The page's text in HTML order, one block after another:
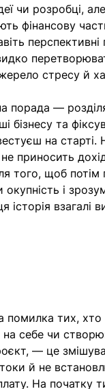
чи розробці, але
фінансову
стресу й
порада —
бізнесу та
на старті.
приносить
того, щоб потім
окупність і
історія взагалі
помилка тих, хто
себе чи
— це
й не
На початку